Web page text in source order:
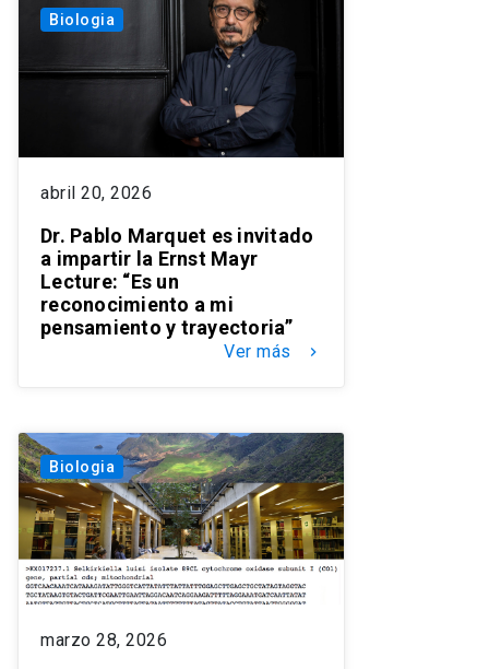
Biologia
abril 20, 2026
Dr. Pablo Marquet es invitado
a impartir la Ernst Mayr
Lecture: “Es un
reconocimiento a mi
pensamiento y trayectoria”
Ver más keyboard_arrow_right
Biologia
marzo 28, 2026